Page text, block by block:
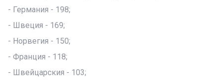
- Германия - 198;
- Швеция - 169;
- Норвегия - 150;
- Франция - 118;
- Швейцарския - 103;